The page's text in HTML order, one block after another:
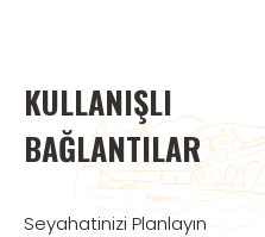
KULLANIŞLI
BAĞLANTILAR
Seyahatinizi Planlayın